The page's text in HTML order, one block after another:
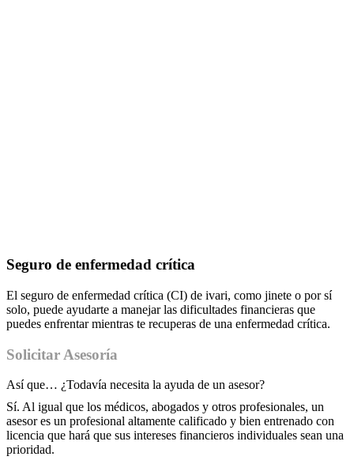
Seguro de enfermedad crítica
El seguro de enfermedad crítica (CI) de ivari, como jinete o por sí
solo, puede ayudarte a manejar las dificultades financieras que
puedes enfrentar mientras te recuperas de una enfermedad crítica.
Solicitar Asesoría
Así que… ¿Todavía necesita la ayuda de un asesor?
Sí. Al igual que los médicos, abogados y otros profesionales, un
asesor es un profesional altamente calificado y bien entrenado con
licencia que hará que sus intereses financieros individuales sean una
prioridad.